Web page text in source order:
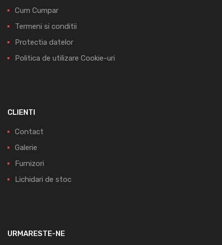
Cum Cumpar
Termeni si conditii
Protectia datelor
Politica de utilizare Cookie-uri
CLIENTI
Contact
Galerie
Furnizori
Lichidari de stoc
URMARESTE-NE